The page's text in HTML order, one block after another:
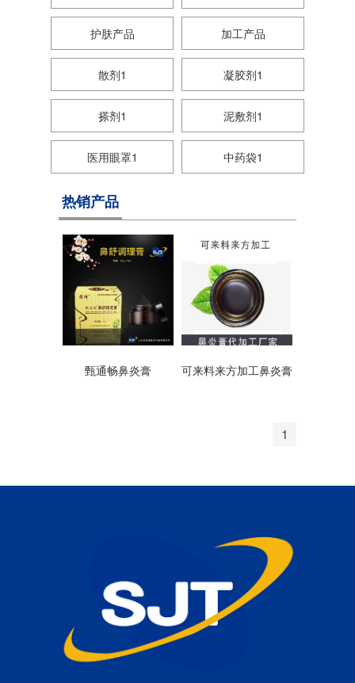
护肤产品 加工产品
散剂1 凝胶剂1
搽剂1 泥敷剂1
医用眼罩1 中药袋1
热销产品
甄通畅鼻炎膏 可来料来方加工鼻炎膏
1